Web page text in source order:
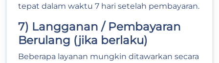
tepat dalam waktu 7 hari setelah pembayaran.
7) Langganan / Pembayaran
Berulang (jika berlaku)
Beberapa layanan mungkin ditawarkan secara